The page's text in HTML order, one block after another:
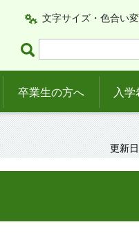
文字サイズ・色合い
卒業生の方へ 入
更新